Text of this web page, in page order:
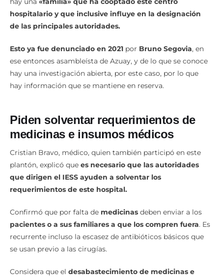
hospitalario y que inclusive influye en la designación
de las principales autoridades.
Esto ya fue denunciado en 2021 por Bruno Segovia, en
ese entonces asambleísta de Azuay, y de lo que se conoce
hay una investigación abierta, por este caso, por lo que
hay información que se mantiene en reserva.
Piden solventar requerimientos de
medicinas e insumos médicos
Cristian Bravo, médico, quien también participó en este
plantón, explicó que es necesario que las autoridades
que dirigen el IESS ayuden a solventar los
requerimientos de este hospital.
Confirmó que por falta de medicinas deben enviar a los
pacientes o a sus familiares a que los compren fuera. Es
recurrente incluso la escasez de antibióticos básicos que
se usan previo a las cirugías.
Considera que el desabastecimiento de medicinas e